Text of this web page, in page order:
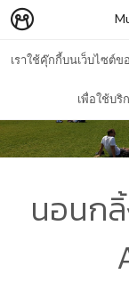
เราใช้คุ๊กกี้บนเว็บไซต์
เพื่อใช้บริ
นอนก